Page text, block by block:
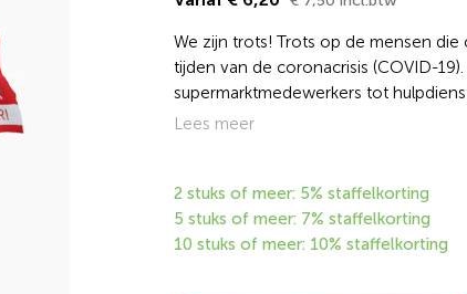
We zijn trots! Trots op de mensen
tijden van de coronacrisis (COVID-
supermarktmedewerkers tot
ook de vlag uit om deze mensen een
Lees meer
2 stuks of meer: 5% staffelkorting
5 stuks of meer: 7% staffelkorting
10 stuks of meer: 10% staffelkorting